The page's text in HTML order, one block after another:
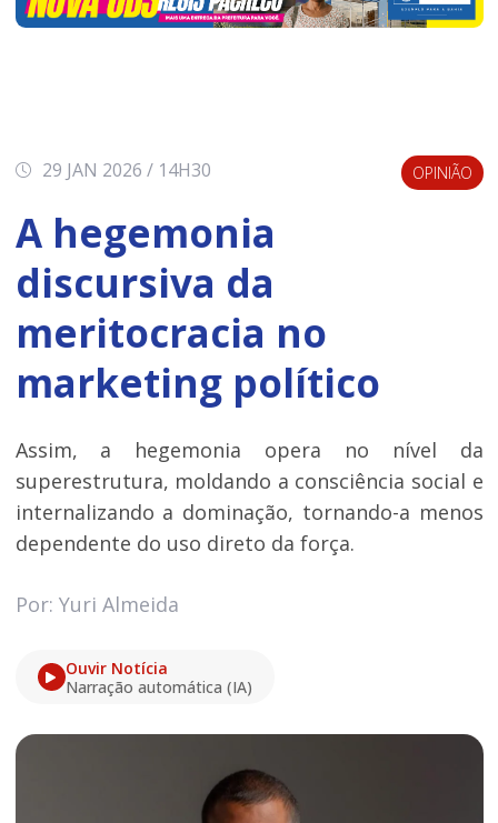
29 JAN 2026 / 14H30 OPINIÃO
A hegemonia
discursiva da
meritocracia no
marketing político
Assim, a hegemonia opera no nível da
superestrutura, moldando a consciência social e
internalizando a dominação, tornando-a menos
dependente do uso direto da força.
Por: Yuri Almeida
Ouvir Notícia
Narração automática (IA)